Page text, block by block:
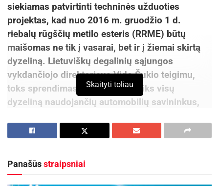
siekiamas patvirtinti techninės užduoties
projektas, kad nuo 2016 m. gruodžio 1 d.
riebalų rūgščių metilo esteris (RRME) būtų
maišomas ne tik į vasarai, bet ir į žiemai skirtą
dyzeliną. Lietuviškų degalinių sąjungos
vykdančiojo direktoriaus Vido Šukio teigimu,
toks sprendimas skaudžiai paveiks visų
dyzeliną naudojančių automobilių savininkus,
užkemša degalų filtrus ar visai „užšaldo“
„Vasarą naudojamas dyzelinas su įmaišytu
Skaityti toliau
Panašūsstraipsniai